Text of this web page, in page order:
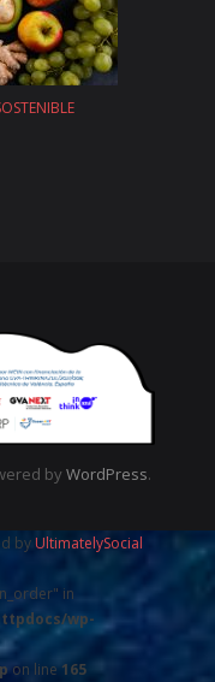
by WordPress.
by UltimatelySocial
in
wp-
on line165